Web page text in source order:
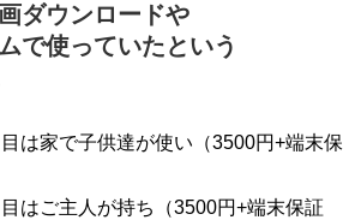
ダウンロードや
で使っていたという
は家で子供達が使い（3500円+端末保
はご主人が持ち（3500円+端末保証